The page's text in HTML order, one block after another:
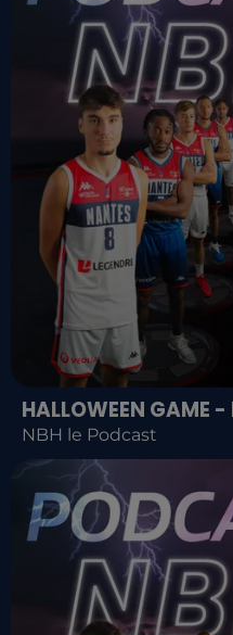
HALLOWEEN GAME -
NBH le Podcast